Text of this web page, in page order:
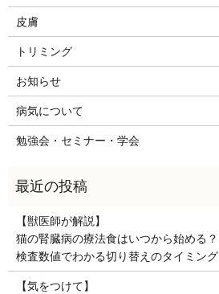
皮膚
トリミング
お知らせ
病気について
勉強会・セミナー・学会
【獣医師が解説】
猫の腎臓病の療法食はいつから始める？
検査数値でわかる切り替えのタイミング
【気をつけて】